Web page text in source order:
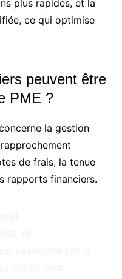
plus rapides, et la
ce qui optimise
peuvent être
PME ?
la gestion
de frais, la tenue
rapports financiers.